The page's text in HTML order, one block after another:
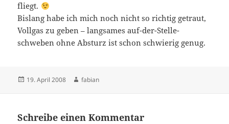
fliegt.
Bislang habe ich mich noch nicht so richtig getraut,
Vollgas zu geben – langsames auf-der-Stelle-
schweben ohne Absturz ist schon schwierig genug.
Veröffentlicht
19. April 2008 Autor
fabian
Schreibe einen Kommentar